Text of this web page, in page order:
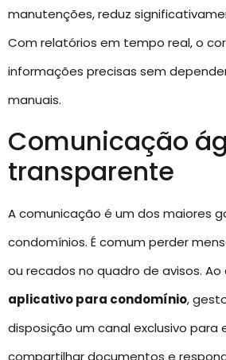
manutenções, reduz
Com relatórios em tempo real, o
informações precisas sem
manuais.
Comunicação
transparente
A comunicação é um dos maiores
condomínios. É comum perder
ou recados no quadro de avisos.
aplicativo para condomínio,
disposição um canal exclusivo para
compartilhar documentos e